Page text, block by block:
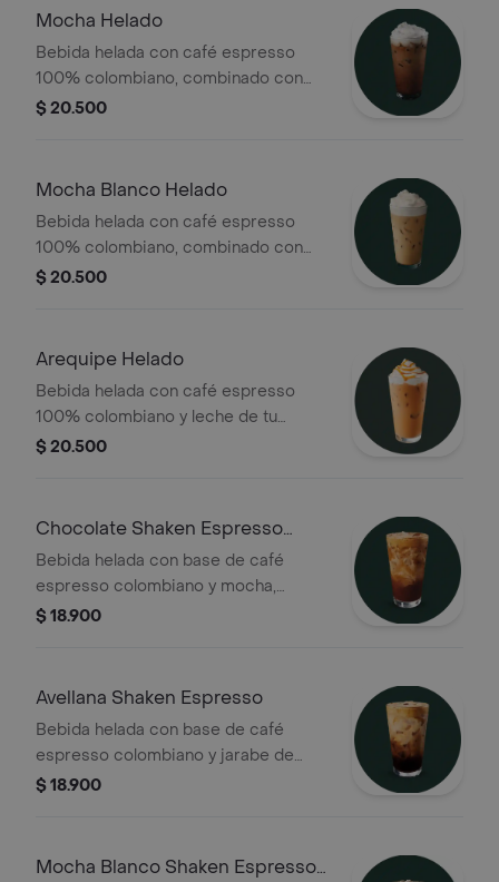
Mocha Helado
Bebida helada con café espresso
100% colombiano, combinado con
leche de tu preferencia, salsa de
$ 20.500
Mocha Blanco Helado
Bebida helada con café espresso
100% colombiano, combinado con
leche de tu preferencia y salsa de
$ 20.500
Arequipe Helado
Bebida helada con café espresso
100% colombiano y leche de tu
preferencia, combinado con salsa de
$ 20.500
Chocolate Shaken Espresso
Helado
Bebida helada con base de café
espresso colombiano y mocha,
terminado en leche de tu elección
$ 18.900
Avellana Shaken Espresso
Bebida helada con base de café
espresso colombiano y jarabe de
avellana, terminado en leche de tu
$ 18.900
Mocha Blanco Shaken Espresso